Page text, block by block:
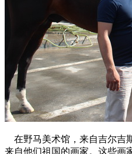
在野马美术馆，来自吉尔吉
来自他们祖国的画家。这些画